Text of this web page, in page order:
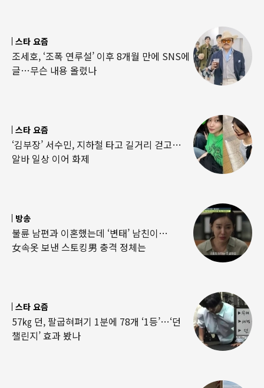
스타 요즘
조세호, ‘조폭 연루설’ 이후 8개월 만에 SNS에
글…무슨 내용 올렸나
스타 요즘
‘김부장’ 서수민, 지하철 타고 길거리 걷고…
알바 일상 이어 화제
방송
불륜 남편과 이혼했는데 ‘변태’ 남친이…
女속옷 보낸 스토킹男 충격 정체는
스타 요즘
57㎏ 던, 팔굽혀펴기 1분에 78개 ‘1등’…‘던
챌린지’ 효과 봤나